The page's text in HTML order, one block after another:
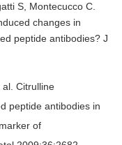
S, Montecucco C.
changes in
peptide antibodies? J
al. Citrulline
peptide antibodies in
of